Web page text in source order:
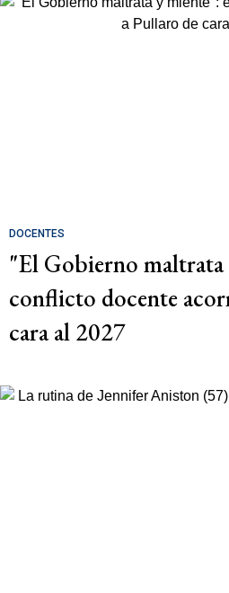
DOCENTES
"El Gobierno
conflicto docente
cara al 2027